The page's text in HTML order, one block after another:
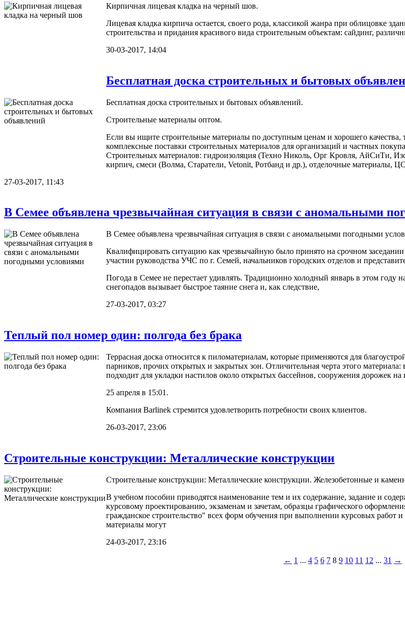
Кирпичная лицевая кладка на черный шов.
Лицевая кладка кирпича остается, своего рода, классикой жанра при облицовке
строительства и придания красивого вида строительным объектам: сайдинг,
30-03-2017, 14:04
Бесплатная доска строительных и бытовых
Бесплатная доска строительных и бытовых объявлений.
Строительные материалы оптом.
Если вы ищите строительные материалы по доступным ценам и хорошего
комплексные поставки строительных материалов для организаций и частных
Строительных материалов: гидроизоляция (Техно Николь, Орг Кровля, АйСиТи,
кирпич, смеси (Волма, Старатели, Vetonit, Ротбанд и др.), отделочные материалы,
27-03-2017, 11:43
В Семее объявлена чрезвычайная ситуация в связи с аномальными
В Семее объявлена чрезвычайная ситуация в связи с аномальными погодными
Квалифицировать ситуацию как чрезвычайную было принято на срочном
участии руководства УЧС по г. Семей, начальников городских отделов и
Погода в Семее не перестает удивлять. Традиционно холодный январь в этом году
снегопадов вызывает быстрое таяние снега и, как следствие,
27-03-2017, 03:27
Теплый пол номер один: полгода без брака
Террасная доска относится к пиломатериалам, которые применяются для
парников, прочих открытых и закрытых зон. Отличительная черта этого
подходит для укладки настилов около открытых бассейнов, сооружения дорожек на
25 апреля в 15:01.
Компания Barlinek стремится удовлетворить потребности своих клиентов.
26-03-2017, 23:06
Строительные конструкции: Металлические конструкции
Строительные конструкции: Металлические конструкции. Железобетонные и
В учебном пособии приводятся наименование тем и их содержание, задание и
курсовому проектированию, экзаменам и зачетам, образцы графического
гражданское строительство" всех форм обучения при выполнении курсовых работ
материалы могут
24-03-2017, 23:16
← 1 ... 4 5 6 7 8 9 10 11 12 ... 31 →